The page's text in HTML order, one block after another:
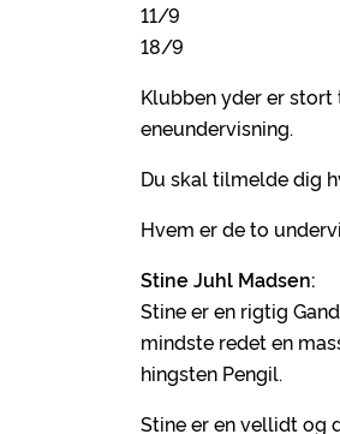
11/9
18/9
Klubben yder er stort
eneundervisning.
Du skal tilmelde dig
Hvem er de to
Stine Juhl Madsen:
Stine er en rigtig
mindste redet en
hingsten Pengil.
Stine er en vellidt og